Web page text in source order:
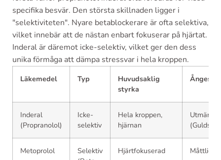
specifika besvär. Den största skillnaden ligger i
"selektiviteten". Nyare betablockerare är ofta selektiva,
vilket innebär att de nästan enbart fokuserar på hjärtat.
Inderal är däremot icke-selektiv, vilket ger den dess
unika förmåga att dämpa stressvar i hela kroppen.
Läkemedel Typ
Huvudsaklig
styrka
Inderal
(Propranolol)
Icke-
selektiv
Hela kroppen,
hjärnan
Utmärkt
Metoprolol
Selektiv
Hjärtfokuserad Måttlig